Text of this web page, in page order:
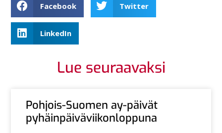
Facebook Twitter
LinkedIn
Lue seuraavaksi
Pohjois-Suomen ay-päivät
pyhäinpäiväviikonloppuna